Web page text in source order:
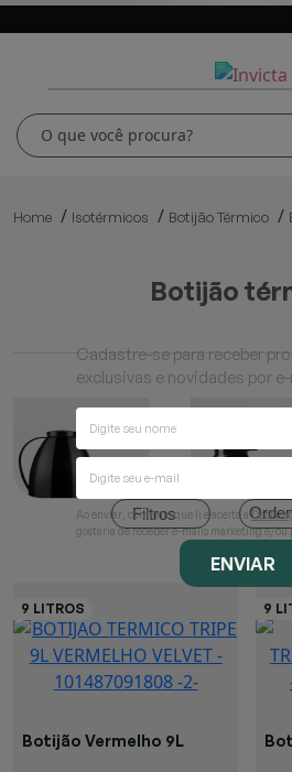
Home Isotérmicos Botijão Térmico
botijão
Filtros
Botijão Vermelho 9L
Cadastre-se para receber
exclusivas e novidades por
Ao enviar, confirmo que li e aceito a
gostaria de receber e-mails marketing e/ou
ENVIAR